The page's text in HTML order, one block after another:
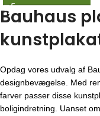
Bauhaus
Opdag vores udvalg af
designbevægelse. Med
farver passer disse
boligindretning. Uanset